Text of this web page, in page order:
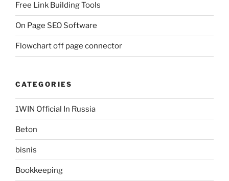
Free Link Building Tools
On Page SEO Software
Flowchart off page connector
CATEGORIES
1WIN Official In Russia
Beton
bisnis
Bookkeeping